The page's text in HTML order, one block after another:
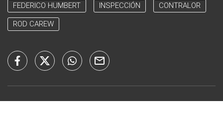
FEDERICO HUMBERT INSPECCIÓN CONTRALOR
ROD CAREW